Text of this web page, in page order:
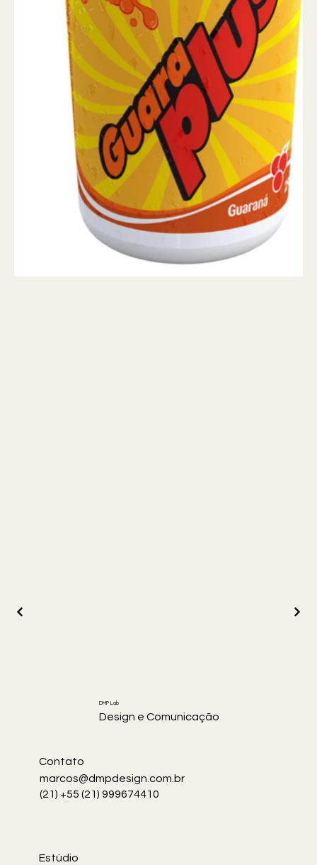
DMP Lab
Design e Comunicação
Contato
marcos@dmpdesign.com.br
(21) +55 (21) 999674410
Estúdio